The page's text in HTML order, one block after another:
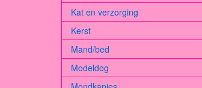
Kat en verzorging
Kerst
Mand/bed
Modeldog